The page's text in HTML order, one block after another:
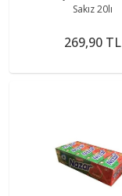
Sakız 20lı
269,90 TL